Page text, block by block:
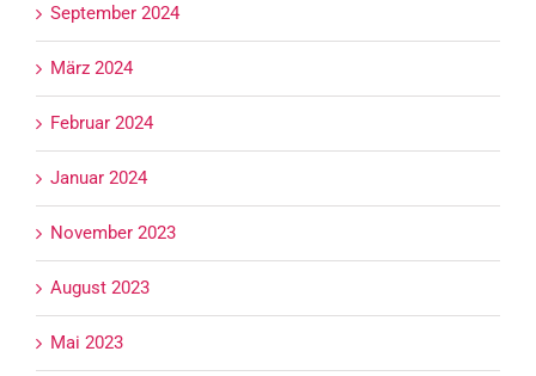
September 2024
März 2024
Februar 2024
Januar 2024
November 2023
August 2023
Mai 2023